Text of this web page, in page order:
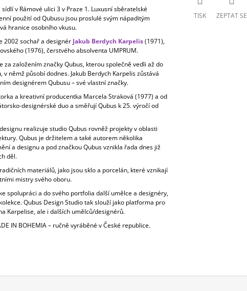
v Rámové ulici 3 v Praze 1. Luxusní sběratelské
použití od Qubusu jsou proslulé svým nápaditým
hranice osobního vkusu.
2002 sochař a designér Jakub Berdych Karpelis(1971),
(1976), čerstvého absolventa UMPRUM.
založením značky Qubus, kterou společně vedli až do
němž působí dodnes. Jakub Berdych Karpelis zůstává
designérem Qubusu – své vlastní značky.
a kreativní producentka Marcela Straková (1977) a od
designérské duo a směřují Qubus k 25. výročí od
realizuje studio Qubus rovněž projekty v oblasti
Qubus je držitelem a také autorem několika
a designu a pod značkou Qubus vznikla řada dnes již
děl.
materiálů, jako jsou sklo a porcelán, které vznikají
mistry svého oboru.
spolupráci a do svého portfolia další umělce a designéry,
Qubus Design Studio tak slouží jako platforma pro
Karpelise, ale i dalších umělců/designérů.
IN BOHEMIA – ručně vyráběné v České republice.
TISK ZEPTAT SE